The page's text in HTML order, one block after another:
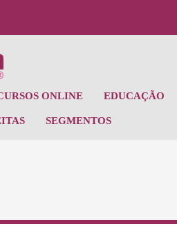
ONLINE EDUCAÇÃO
SEGMENTOS